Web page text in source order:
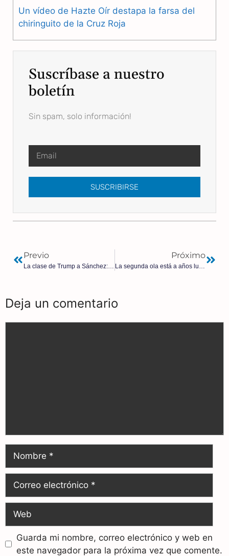
Un vídeo de Hazte Oír destapa la farsa del
chiringuito de la Cruz Roja
Suscríbase a nuestro
boletín
Sin spam, solo información!
SUSCRIBIRSE
Previo Próximo
Deja un comentario
Guarda mi nombre, correo electrónico y web en
este navegador para la próxima vez que comente.